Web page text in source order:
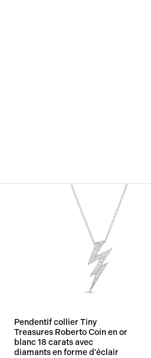
Pendentif collier Tiny
Treasures Roberto Coin en or
blanc 18 carats avec
diamants en forme d'éclair